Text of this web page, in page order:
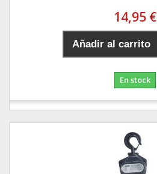
14,95 €
Añadir al carrito
En stock